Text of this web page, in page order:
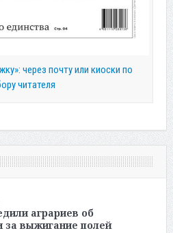
через почту или киоски по
читателя
аграриев об
за выжигание полей